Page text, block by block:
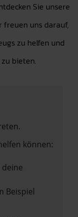
Sie unsere
freuen uns darauf,
zu helfen und
bieten.
können:
Beispiel